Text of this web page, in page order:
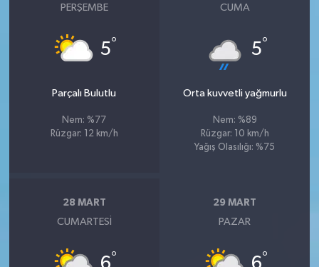
PERŞEMBE
5°
Parçalı Bulutlu
Nem: %77
Rüzgar: 12 km/h
CUMA
5°
Orta kuvvetli yağmurlu
Nem: %89
Rüzgar: 10 km/h
Yağış Olasılığı: %75
28 MART
CUMARTESI
°
29 MART
PAZAR
°